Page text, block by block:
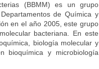
(BBMM) es un grupo
de Química y
en el año 2005, este grupo
bacteriana. En este
biología molecular y
bioquímica y microbiología